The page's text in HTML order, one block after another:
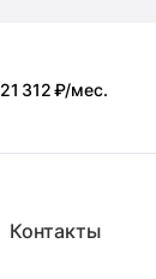
21 312 ₽/мес.
Контакты